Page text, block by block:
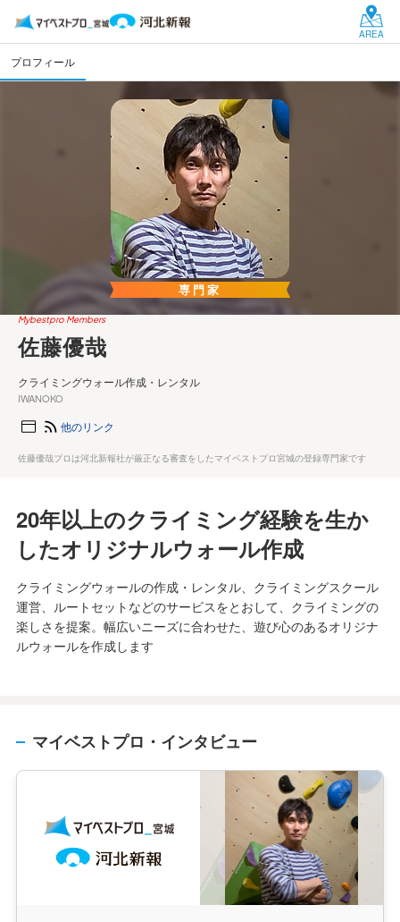
AREA
プロフィール
専門家
Mybestpro Members
佐藤優哉
クライミングウォール作成・レンタル
IWANOKO
他のリンク
佐藤優哉プロは河北新報社が厳正なる審査をしたマイベストプロ宮城の登録専門家です
20年以上のクライミング経験を生か
したオリジナルウォール作成
クライミングウォールの作成・レンタル、クライミングスクール
運営、ルートセットなどのサービスをとおして、クライミングの
楽しさを提案。幅広いニーズに合わせた、遊び心のあるオリジナ
ルウォールを作成します
マイベストプロ・インタビュー